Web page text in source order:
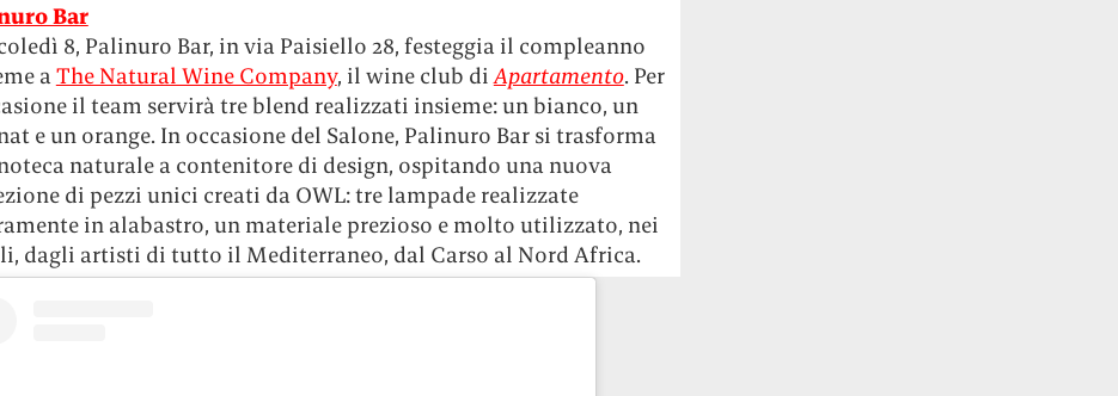
Bar
8, Palinuro Bar, in via Paisiello 28, festeggia il compleanno
a The Natural Wine Company, il wine club diApartamento. Per
il team servirà tre blend realizzati insieme: un bianco, un
e un orange. In occasione del Salone, Palinuro Bar si trasforma
naturale a contenitore di design, ospitando una nuova
di pezzi unici creati da OWL: tre lampade realizzate
in alabastro, un materiale prezioso e molto utilizzato, nei
dagli artisti di tutto il Mediterraneo, dal Carso al Nord Africa.